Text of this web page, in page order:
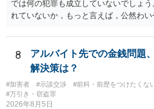
では何の犯罪も成立していないでしょ
れていないか，もっと言えば，公然わ
然性は，不特定又は多数の方が認識で
す。 本件は，車の中という閉鎖された
多数の方が認識するのは困難な状態で
す。 また，意図的に示そうとする故意
する車両があると服を着ている（わいせ
ですから，むしろ見られないようにして
8
アルバイト先での金銭問題
解決策は？
#加害者 #示談交渉 #前科・前歴をつけたくな
#万引き・窃盗罪
2026年8月5日